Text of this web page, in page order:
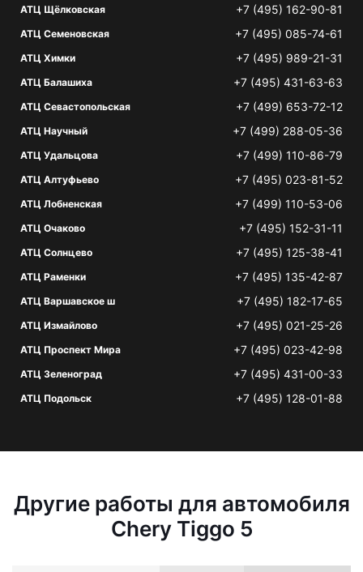
АТЦ Щёлковская +7 (495) 162-90-81
АТЦ Семеновская +7 (495) 085-74-61
АТЦ Химки +7 (495) 989-21-31
АТЦ Балашиха +7 (495) 431-63-63
АТЦ Севастопольская +7 (499) 653-72-12
АТЦ Научный +7 (499) 288-05-36
АТЦ Удальцова +7 (499) 110-86-79
АТЦ Алтуфьево +7 (495) 023-81-52
АТЦ Лобненская +7 (499) 110-53-06
АТЦ Очаково +7 (495) 152-31-11
АТЦ Солнцево +7 (495) 125-38-41
АТЦ Раменки +7 (495) 135-42-87
АТЦ Варшавское ш +7 (495) 182-17-65
АТЦ Измайлово +7 (495) 021-25-26
АТЦ Проспект Мира +7 (495) 023-42-98
АТЦ Зеленоград +7 (495) 431-00-33
АТЦ Подольск +7 (495) 128-01-88
Другие работы для автомобиля
Chery Tiggo 5